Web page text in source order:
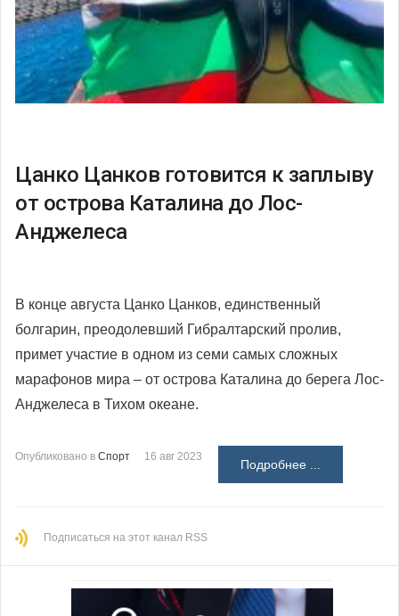
Цанко Цанков готовится к заплыву
от острова Каталина до Лос-
Анджелеса
В конце августа Цанко Цанков, единственный
болгарин, преодолевший Гибралтарский пролив,
примет участие в одном из семи самых сложных
марафонов мира – от острова Каталина до берега Лос-
Анджелеса в Тихом океане.
Опубликовано в Спорт 16 авг 2023
Подробнее ...
Подписаться на этот канал RSS